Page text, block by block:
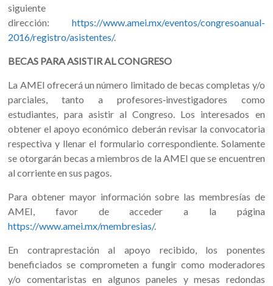
siguiente
dirección: https://www.amei.mx/eventos/congresoanual-
2016/registro/asistentes/.
BECAS PARA ASISTIR AL CONGRESO
La AMEI ofrecerá un número limitado de becas completas y/o
parciales, tanto a profesores‐investigadores como
estudiantes, para asistir al Congreso. Los interesados en
obtener el apoyo económico deberán revisar la convocatoria
respectiva y llenar el formulario correspondiente. Solamente
se otorgarán becas a miembros de la AMEI que se encuentren
al corriente en sus pagos.
Para obtener mayor información sobre las membresías de
AMEI, favor de acceder a la página
https://www.amei.mx/membresias/.
En contraprestación al apoyo recibido, los ponentes
beneficiados se comprometen a fungir como moderadores
y/o comentaristas en algunos paneles y mesas redondas